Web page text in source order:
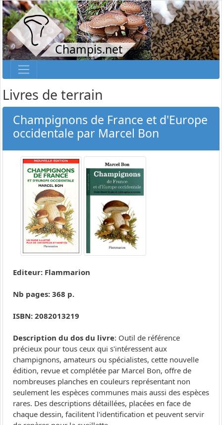
Champis.net
Livres de terrain
Champignons de France et d'Europe
occidentale par Marcel Bon
Editeur: Flammarion
Nb pages: 368 p.
ISBN: 2082013219
Description du dos du livre: Outil de référence
précieux pour tous ceux qui s'intéressent aux
champignons, amateurs ou spécialistes, cette nouvelle
édition, revue et complétée par Marcel Bon, offre de
nombreuses planches en couleurs représentant non
seulement les espèces communes mais aussi des espèces
rares. Des descriptions détaillées, placées en face de
chaque dessin, facilitent l'identification et peuvent servir